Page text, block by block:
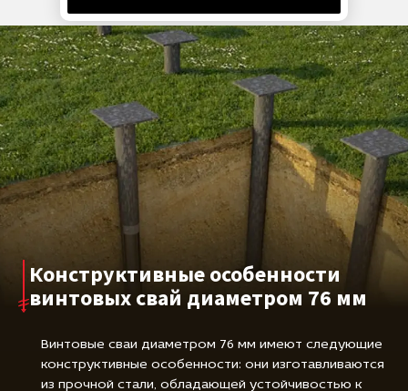
большинства хозяйственных и вспомогательных
объектов, сохраняя при этом простоту и скорость
монтажа. При правильном расчёте и качественной
установке они способны прослужить несколько
десятков лет. Ограничениями применения являются
тяжёлые капитальные строения и особо сложные
грунтовые условия, где требуются сваи большего
диаметра и толщины стенки.
Конструктивные особенности
винтовых свай диаметром 76 мм
Винтовые сваи диаметром 76 мм имеют следующие
конструктивные особенности: они изготавливаются
из прочной стали, обладающей устойчивостью к